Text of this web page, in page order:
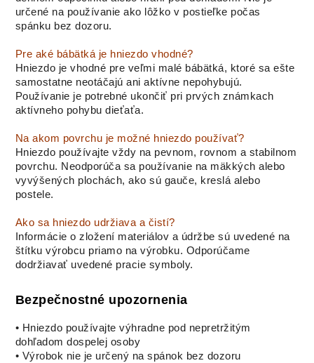
určené na používanie ako lôžko v postieľke počas
spánku bez dozoru.
Pre aké bábätká je hniezdo vhodné?
Hniezdo je vhodné pre veľmi malé bábätká, ktoré sa ešte
samostatne neotáčajú ani aktívne nepohybujú.
Používanie je potrebné ukončiť pri prvých známkach
aktívneho pohybu dieťaťa.
Na akom povrchu je možné hniezdo používať?
Hniezdo používajte vždy na pevnom, rovnom a stabilnom
povrchu. Neodporúča sa používanie na mäkkých alebo
vyvýšených plochách, ako sú gauče, kreslá alebo
postele.
Ako sa hniezdo udržiava a čistí?
Informácie o zložení materiálov a údržbe sú uvedené na
štítku výrobcu priamo na výrobku. Odporúčame
dodržiavať uvedené pracie symboly.
Bezpečnostné upozornenia
• Hniezdo používajte výhradne pod nepretržitým
dohľadom dospelej osoby
• Výrobok nie je určený na spánok bez dozoru